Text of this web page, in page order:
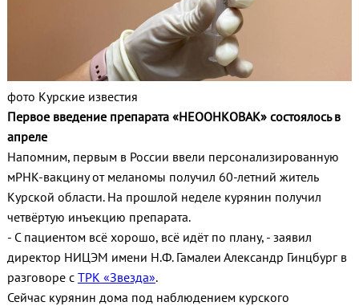
фото Курские известия
Первое введение препарата «НЕООНКОВАК» состоялось в
апреле
Напомним, первым в России ввели персонализированную
мРНК-вакцину от меланомы получил 60-летний житель
Курской области. На прошлой неделе курянин получил
четвёртую инъекцию препарата.
- С пациентом всё хорошо, всё идёт по плану, - заявил
директор НИЦЭМ имени Н.Ф. Гамалеи Александр Гинцбург в
разговоре с ТРК «Звезда».
Сейчас курянин дома под наблюдением курского